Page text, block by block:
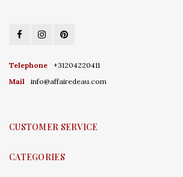
Telephone
+31204220411
Mail
info@affairedeau.com
CUSTOMER SERVICE
CATEGORIES